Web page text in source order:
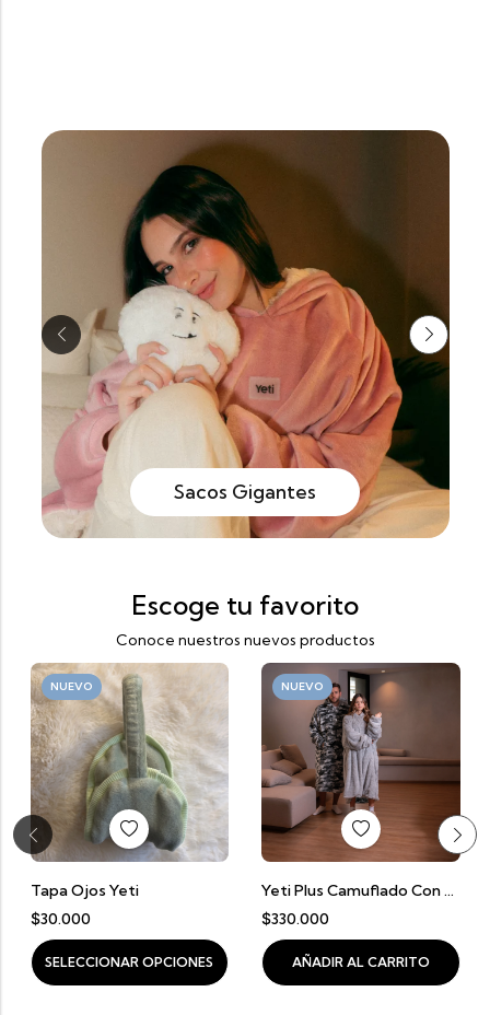
Sacos Gigantes
Escoge tu favorito
Conoce nuestros nuevos productos
NUEVO
Tapa Ojos Yeti
$30.000
SELECCIONAR OPCIONES
NUEVO
Yeti Plus Camuflado Con Gris Claro
$330.000
AÑADIR AL CARRITO